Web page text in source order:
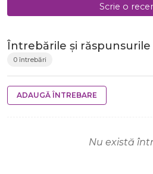
Scrie o
Întrebările și
0 întrebări
ADAUGĂ ÎNTREBARE
Nu există